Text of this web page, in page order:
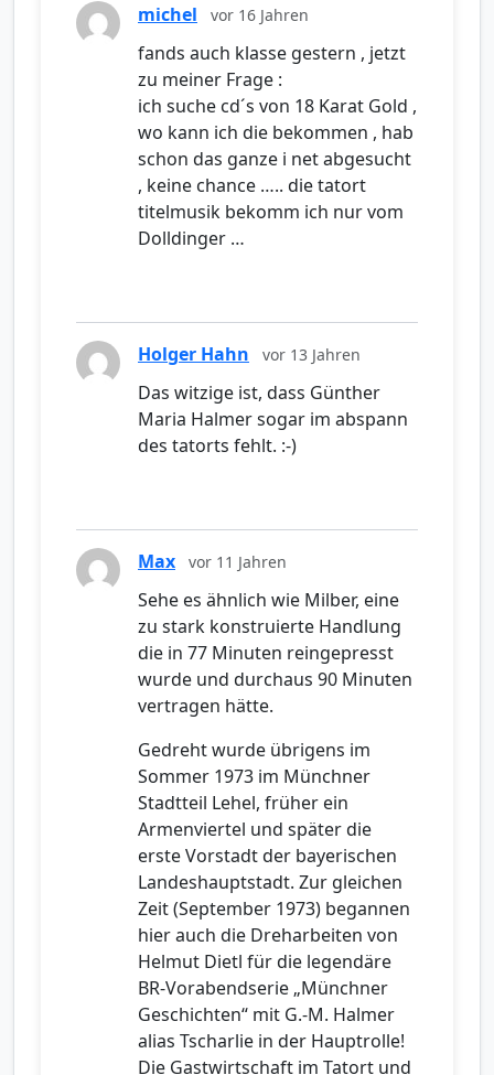
michel vor 16 Jahren
fands auch klasse gestern , jetzt
zu meiner Frage :
ich suche cd´s von 18 Karat Gold ,
wo kann ich die bekommen , hab
schon das ganze i net abgesucht
, keine chance ….. die tatort
titelmusik bekomm ich nur vom
Dolldinger …
Holger Hahn vor 13 Jahren
Das witzige ist, dass Günther
Maria Halmer sogar im abspann
des tatorts fehlt. :-)
Max vor 11 Jahren
Sehe es ähnlich wie Milber, eine
zu stark konstruierte Handlung
die in 77 Minuten reingepresst
wurde und durchaus 90 Minuten
vertragen hätte.
Gedreht wurde übrigens im
Sommer 1973 im Münchner
Stadtteil Lehel, früher ein
Armenviertel und später die
erste Vorstadt der bayerischen
Landeshauptstadt. Zur gleichen
Zeit (September 1973) begannen
hier auch die Dreharbeiten von
Helmut Dietl für die legendäre
BR-Vorabendserie „Münchner
Geschichten“ mit G.-M. Halmer
alias Tscharlie in der Hauptrolle!
Die Gastwirtschaft im Tatort und